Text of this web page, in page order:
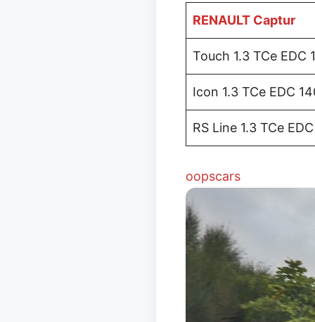
RENAULT Captur
Touch 1.3 TCe EDC
Icon 1.3 TCe EDC
RS Line 1.3 TCe
oopscars